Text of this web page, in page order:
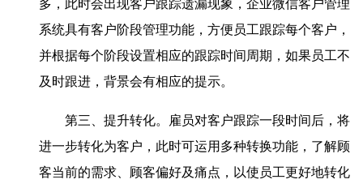
多，此时会出现客户跟踪遗漏现象，企业微信客户管理
系统具有客户阶段管理功能，方便员工跟踪每个客户，
并根据每个阶段设置相应的跟踪时间周期，如果员工不
及时跟进，背景会有相应的提示。
第三、提升转化。雇员对客户跟踪一段时间后，将
进一步转化为客户，此时可运用多种转换功能，了解顾
客当前的需求、顾客偏好及痛点，以使员工更好地转化